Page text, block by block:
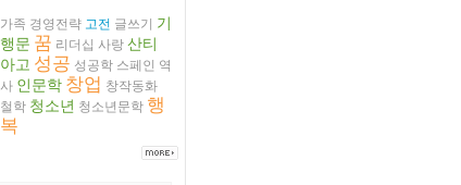
가족 경영전략 고전 글쓰기
기
행문 꿈 리더십 사랑 산티
아고 성공 성공학 스페인 역
사 인문학 창업 창작동화
철학 청소년 청소년문학 행
복